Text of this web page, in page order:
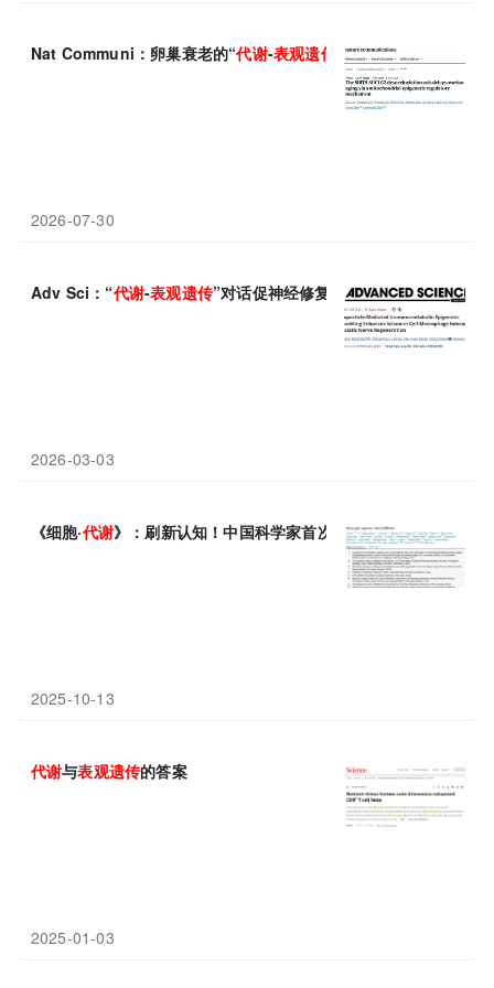
Nat Communi：卵巢衰老的“代谢-表观遗传 开关”，西南大学赵
2026-07-30
Adv Sci：“代谢-表观遗传”对话促神经修复！上海交通大学蔡晓
2026-03-03
《细胞·代谢》：刷新认知！中国科学家首次发现，精子miRNA可
2025-10-13
代谢与表观遗传的答案
2025-01-03